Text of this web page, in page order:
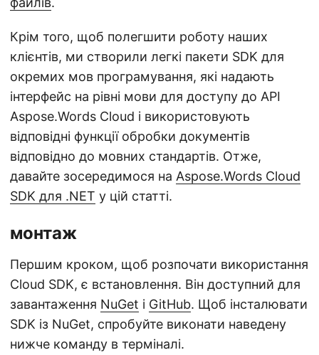
Крім того, щоб полегшити роботу наших
клієнтів, ми створили легкі пакети SDK для
окремих мов програмування, які надають
інтерфейс на рівні мови для доступу до API
Aspose.Words Cloud і використовують
відповідні функції обробки документів
відповідно до мовних стандартів. Отже,
давайте зосередимося на Aspose.Words Cloud
SDK для .NET у цій статті.
монтаж
Першим кроком, щоб розпочати використання
Cloud SDK, є встановлення. Він доступний для
завантаження NuGet і GitHub. Щоб інсталювати
SDK із NuGet, спробуйте виконати наведену
нижче команду в терміналі.